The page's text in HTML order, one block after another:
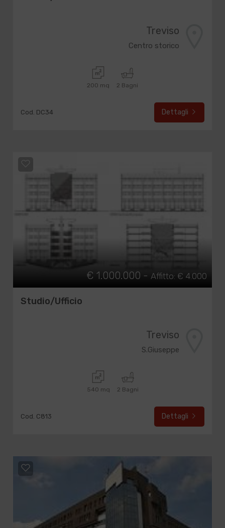
Treviso
Centro storico
200 mq 2 Bagni
Cod. DC34 Dettagli
€ 1.000.000 - Affitto: € 4.000
Studio/Ufficio
Treviso
S.Giuseppe
540 mq 2 Bagni
Cod. C813 Dettagli